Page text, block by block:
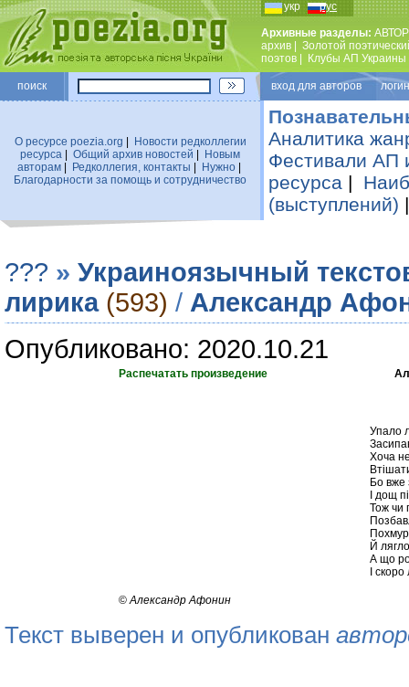
укр рус
Архивные разделы:
архив
Золотой
поэтов
Клубы АП Украины
поиск вход для авторов
О ресурсе poezia.org
Новости редколлегии
ресурса
Общий архив новостей
Новым
авторам| Редколлегия, контакты Нужно|
Благодарности за помощь и сотрудничество
Аналитика
Фестивали АП
ресурса |
(выступлений)
??? » Украиноязычный
лирика (593) / Александр
Опубликовано: 2020.10.21
Распечатать произведение
Упало
Хоча
Бо вже
І дощ
Тож чи
Й
А що
І
©Александр Афонин
Текст выверен и опубликован